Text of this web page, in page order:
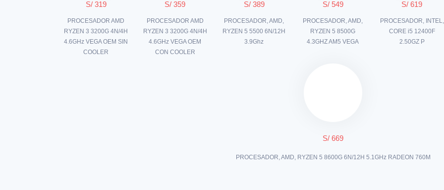
S/ 319
PROCESADOR AMD
RYZEN 3 3200G 4N/4H
4.6GHz VEGA OEM SIN
COOLER
S/ 359
PROCESADOR AMD
RYZEN 3 3200G 4N/4H
4.6GHz VEGA OEM
CON COOLER
S/ 389
PROCESADOR, AMD,
RYZEN 5 5500 6N/12H
3.9Ghz
S/ 549
PROCESADOR, AMD,
RYZEN 5 8500G
4.3GHZ AM5 VEGA
S/ 619
PROCESADOR, INTEL,
CORE i5 12400F
2.50GZ P
S/ 669
PROCESADOR, AMD, RYZEN 5 8600G 6N/12H 5.1GHz RADEON 760M